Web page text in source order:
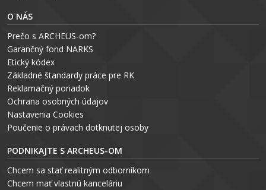
O NÁS
Prečo s ARCHEUS-om?
Garančný fond NARKS
Etický kódex
Základné štandardy práce pre RK
Reklamačný poriadok
Ochrana osobných údajov
Nastavenia Cookies
Poučenie o právach dotknutej osoby
PODNIKAJTE S ARCHEUS-OM
Chcem sa stať realitným odborníkom
Chcem mať vlastnú kanceláriu